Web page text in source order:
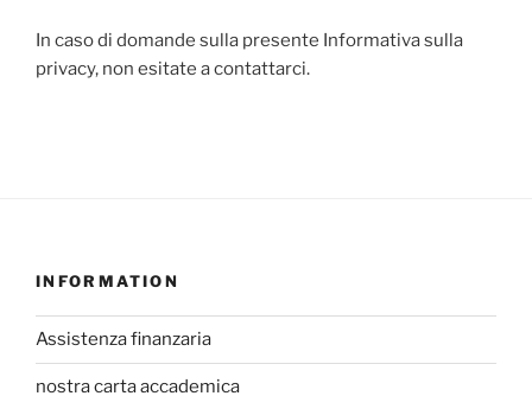
In caso di domande sulla presente Informativa sulla
privacy, non esitate a contattarci.
INFORMATION
Assistenza finanzaria
nostra carta accademica